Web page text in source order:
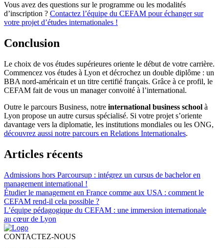
Vous avez des questions sur le programme ou les modalités
d’inscription ? Contactez l’équipe du CEFAM pour échanger sur
votre projet d’études internationales !
Conclusion
Le choix de vos études supérieures oriente le début de votre carrière.
Commencez vos études à Lyon et décrochez un double diplôme : un
BBA nord-américain et un titre certifié français. Grâce à ce profil, le
CEFAM fait de vous un manager convoité à l’international.
Outre le parcours Business, notre international business school à
Lyon propose un autre cursus spécialisé. Si votre projet s’oriente
davantage vers la diplomatie, les institutions mondiales ou les ONG,
découvrez aussi notre parcours en Relations Internationales.
Articles récents
Admissions hors Parcoursup : intégrez un cursus de bachelor en
management international !
Étudier le management en France comme aux USA : comment le
CEFAM rend-il cela possible ?
L’équipe pédagogique du CEFAM : une immersion internationale
au cœur de Lyon
CONTACTEZ-NOUS